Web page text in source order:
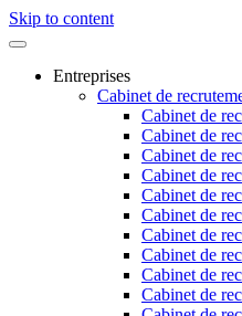
Skip to content
Entreprises
Cabinet de
Cabinet de
Cabinet de
Cabinet de
Cabinet de
Cabinet de
Cabinet de
Cabinet de
Cabinet de
Cabinet de
Cabinet de